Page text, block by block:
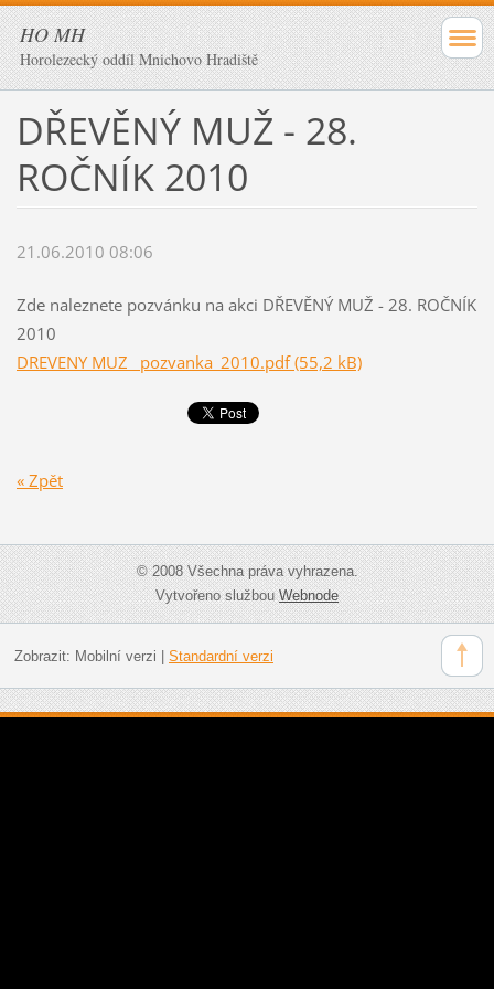
HO MH
Horolezecký oddíl Mnichovo Hradiště
DŘEVĚNÝ MUŽ - 28.
ROČNÍK 2010
21.06.2010 08:06
Zde naleznete pozvánku na akci DŘEVĚNÝ MUŽ - 28. ROČNÍK
2010
DREVENY MUZ _pozvanka_2010.pdf (55,2 kB)
« Zpět
© 2008 Všechna práva vyhrazena.
Vytvořeno službouWebnode
Zobrazit: Mobilní verzi Standardní verzi